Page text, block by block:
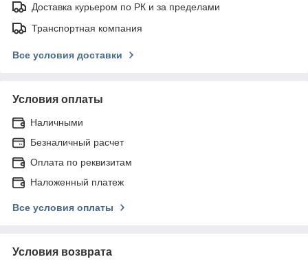
Доставка курьером по РК и за пределами
Транспортная компания
Все условия доставки
Условия оплаты
Наличными
Безналичный расчет
Оплата по реквизитам
Наложенный платеж
Все условия оплаты
Условия возврата